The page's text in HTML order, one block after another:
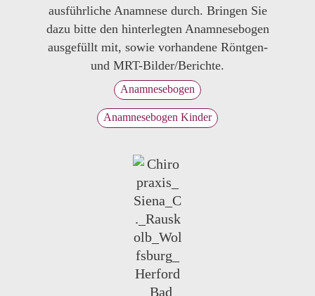
ausführliche Anamnese durch. Bringen Sie
dazu bitte den hinterlegten Anamnesebogen
ausgefüllt mit, sowie vorhandene Röntgen-
und MRT-Bilder/Berichte.
Anamnesebogen
Anamnesebogen Kinder